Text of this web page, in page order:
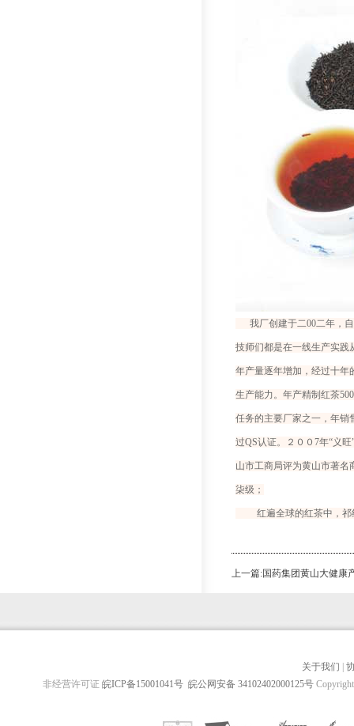
我厂创建于二00二年，自
技师们都是在一线生产实践
年产量逐年增加，经过十年
生产能力。年产精制红茶
任务的主要厂家之一，年销
过QS认证。２００7年“义
山市工商局评为黄山市著名
柒级；
红遍全球的红茶中，祁红
上一篇:国药集团黄山大健康
关于我们
非经营许可证 皖ICP备15001041号 皖公网安备 34102402000125号